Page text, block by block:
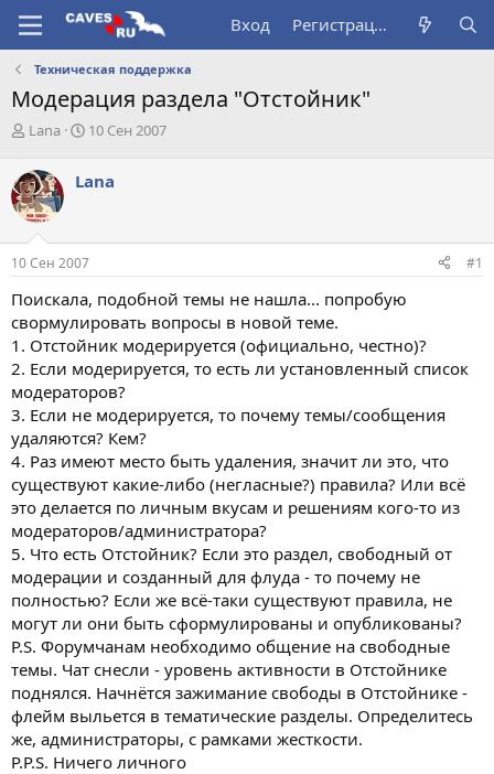
Вход Регистрация
Техническая поддержка
Модерация раздела "Отстойник"
А
т
о
р
т
е
м
Lana
Д
а
ч
а
а
10 Сен 2007
Lana
10 Сен 2007 #1
Поискала, подобной темы не нашла... попробую
свормулировать вопросы в новой теме.
1. Отстойник модерируется (официально, честно)?
2. Если модерируется, то есть ли установленный список
модераторов?
3. Если не модерируется, то почему темы/сообщения
удаляются? Кем?
4. Раз имеют место быть удаления, значит ли это, что
существуют какие-либо (негласные?) правила? Или всё
это делается по личным вкусам и решениям кого-то из
модераторов/администратора?
5. Что есть Отстойник? Если это раздел, свободный от
модерации и созданный для флуда - то почему не
полностью? Если же всё-таки существуют правила, не
могут ли они быть сформулированы и опубликованы?
P.S. Форумчанам необходимо общение на свободные
темы. Чат снесли - уровень активности в Отстойнике
поднялся. Начнётся зажимание свободы в Отстойнике -
флейм выльется в тематические разделы. Определитесь
же, администраторы, с рамками жесткости.
P.P.S. Ничего личного